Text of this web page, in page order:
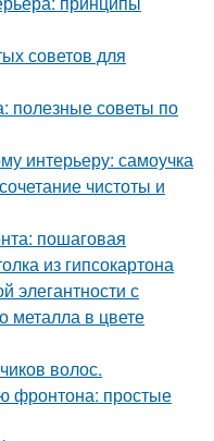
советов для
полезные советы по
интерьеру: самоучка
чистоты и
пошаговая
из гипсокартона
элегантности с
металла в цвете
волос.
фронтона: простые